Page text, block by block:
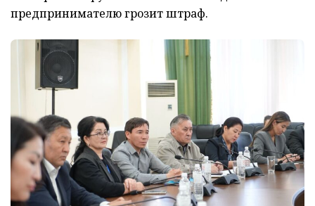
предпринимателю грозит штраф.